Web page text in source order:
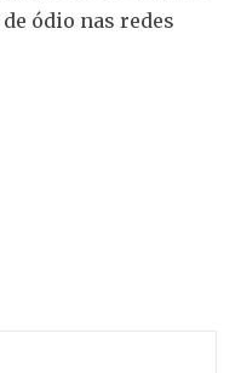
ódio nas redes